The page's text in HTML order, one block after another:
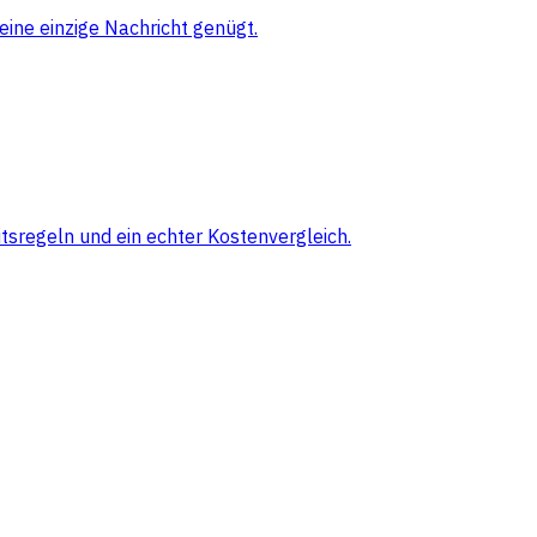
einzige Nachricht genügt.
und ein echter Kostenvergleich.